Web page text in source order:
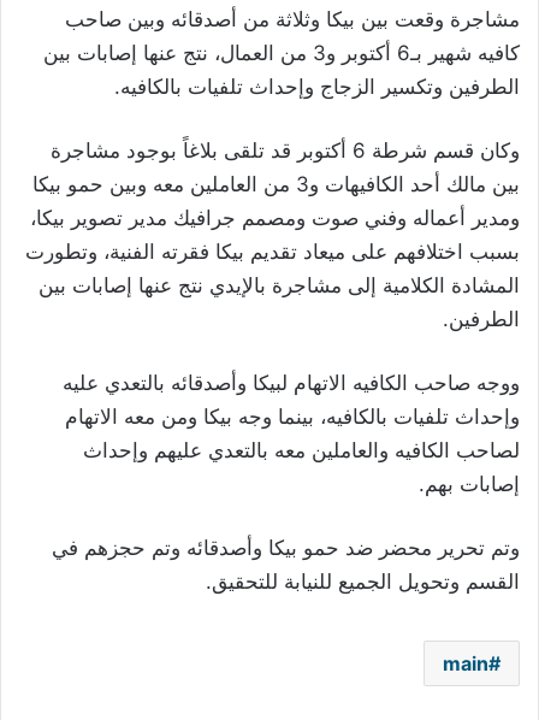
مشاجرة وقعت بين بيكا وثلاثة من أصدقائه وبين صاحب
كافيه شهير بـ6 أكتوبر و3 من العمال، نتج عنها إصابات بين
الطرفين وتكسير الزجاج وإحداث تلفيات بالكافيه.
وكان قسم شرطة 6 أكتوبر قد تلقى بلاغاً بوجود مشاجرة
بين مالك أحد الكافيهات و3 من العاملين معه وبين حمو بيكا
ومدير أعماله وفني صوت ومصمم جرافيك مدير تصوير بيكا،
بسبب اختلافهم على ميعاد تقديم بيكا فقرته الفنية، وتطورت
المشادة الكلامية إلى مشاجرة بالإيدي نتج عنها إصابات بين
الطرفين.
ووجه صاحب الكافيه الاتهام لبيكا وأصدقائه بالتعدي عليه
وإحداث تلفيات بالكافيه، بينما وجه بيكا ومن معه الاتهام
لصاحب الكافيه والعاملين معه بالتعدي عليهم وإحداث
إصابات بهم.
وتم تحرير محضر ضد حمو بيكا وأصدقائه وتم حجزهم في
القسم وتحويل الجميع للنيابة للتحقيق.
main